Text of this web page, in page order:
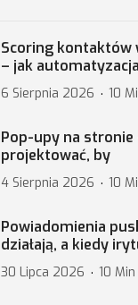
Scoring kontaktów
– jak
6 Sierpnia 2026 10
Pop-upy na stronie
projektować, by
4 Sierpnia 2026 10
Powiadomienia
działają, a kiedy
30 Lipca 2026 10